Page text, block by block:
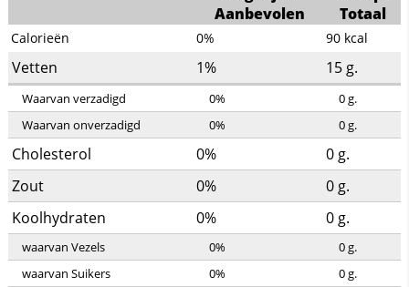
Aanbevolen
Totaal
Calorieën 0% 90 kcal
Vetten 1% 15 g.
Waarvan verzadigd 0% 0g.
Waarvan onverzadigd
0% 0g.
Cholesterol 0% 0 g.
Zout
0% 0 g.
Koolhydraten
0% 0 g.
waarvan Vezels 0% 0g.
waarvan Suikers
0% 0g.